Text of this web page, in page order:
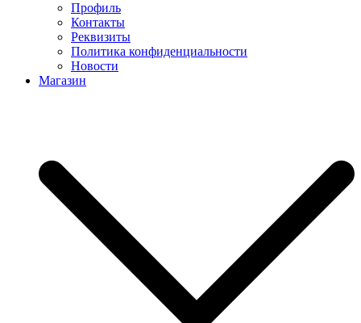
Профиль
Контакты
Реквизиты
Политика конфиденциальности
Новости
Магазин